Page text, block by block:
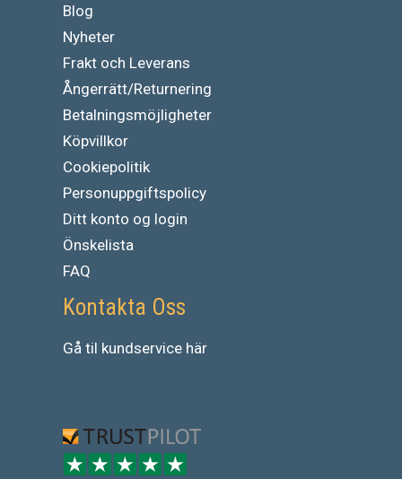
Blog
Nyheter
Frakt och Leverans
Ångerrätt/Returnering
Betalningsmöjligheter
Köpvillkor
Cookiepolitik
Personuppgiftspolicy
Ditt konto og login
Önskelista
FAQ
Kontakta Oss
Gå til kundservice här